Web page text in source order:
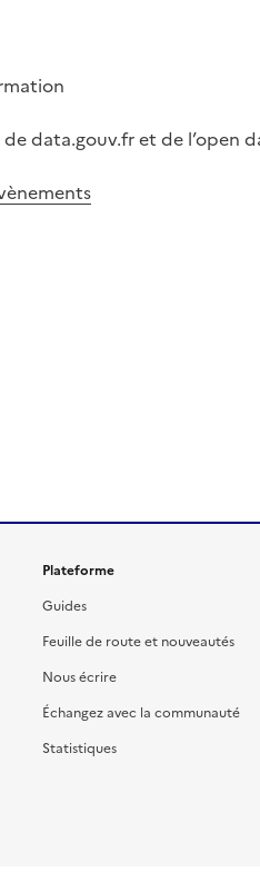
data.gouv.fr et de
Plateforme
Guides
Feuille de route et nouveautés
Nous écrire
Échangez avec la communauté
Statistiques